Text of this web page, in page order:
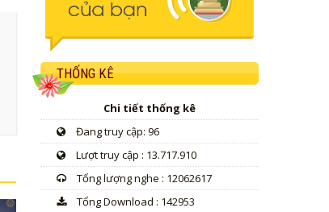
THỐNG KÊ
Chi tiết thống kê
Đang truy cập: 96
Lượt truy cập : 13.717.910
Tổng lượng nghe : 12062617
Tổng Download : 142953